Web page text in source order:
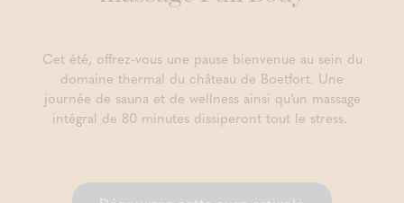
Cet été, offrez-vous une pause bienvenue au sein du
domaine thermal du château de Boetfort. Une
journée de sauna et de wellness ainsi qu’un massage
intégral de 80 minutes dissiperont tout le stress.